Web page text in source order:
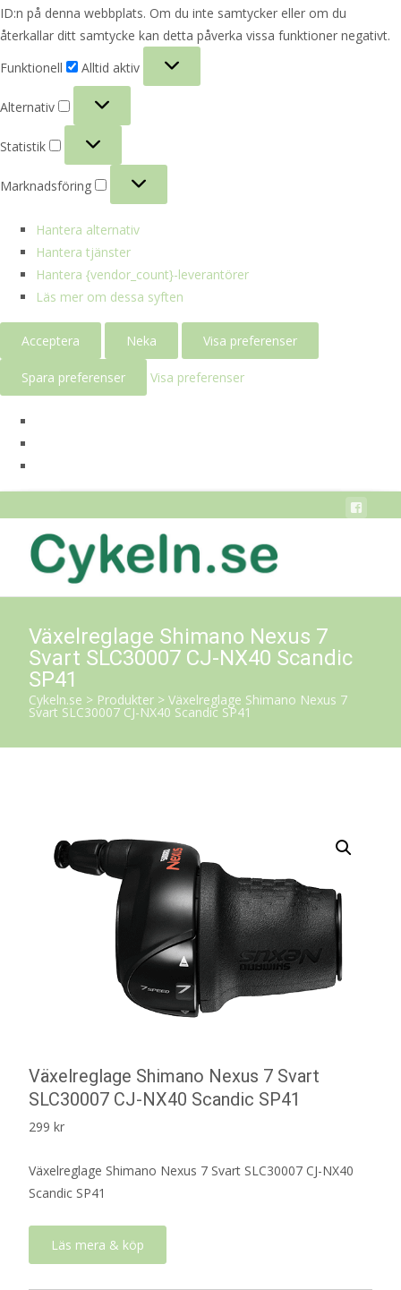
ID:n på denna webbplats. Om du inte samtycker eller om du
återkallar ditt samtycke kan detta påverka vissa funktioner negativt.
Funktionell
Alltid aktiv
Alternativ
Statistik
Marknadsföring
Hantera alternativ
Hantera tjänster
Hantera {vendor_count}-leverantörer
Läs mer om dessa syften
Acceptera Neka Visa preferenser
Spara preferenser Visa preferenser
Växelreglage Shimano Nexus 7
Svart SLC30007 CJ-NX40 Scandic
SP41
Cykeln.se > Produkter > Växelreglage Shimano Nexus 7
Svart SLC30007 CJ-NX40 Scandic SP41
Växelreglage Shimano Nexus 7 Svart
SLC30007 CJ-NX40 Scandic SP41
299 kr
Växelreglage Shimano Nexus 7 Svart SLC30007 CJ-NX40
Scandic SP41
Läs mera & köp